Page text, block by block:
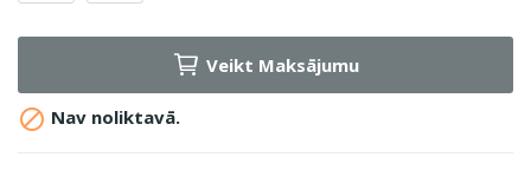
Veikt Maksājumu
 Nav noliktavā.